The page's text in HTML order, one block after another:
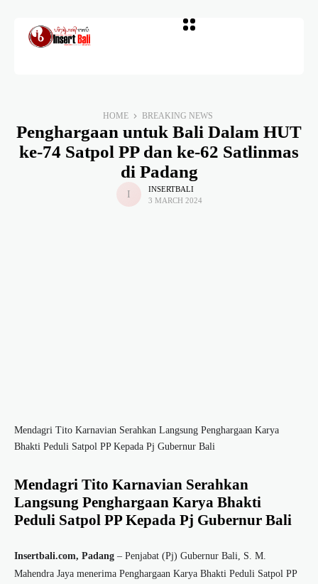
HOME BREAKING NEWS
Penghargaan untuk Bali Dalam HUT
ke-74 Satpol PP dan ke-62 Satlinmas
di Padang
INSERTBALI
3 MARCH 2024
Mendagri Tito Karnavian Serahkan Langsung Penghargaan Karya
Bhakti Peduli Satpol PP Kepada Pj Gubernur Bali
Mendagri Tito Karnavian Serahkan
Langsung Penghargaan Karya Bhakti
Peduli Satpol PP Kepada Pj Gubernur Bali
Insertbali.com, Padang – Penjabat (Pj) Gubernur Bali, S. M.
Mahendra Jaya menerima Penghargaan Karya Bhakti Peduli Satpol PP